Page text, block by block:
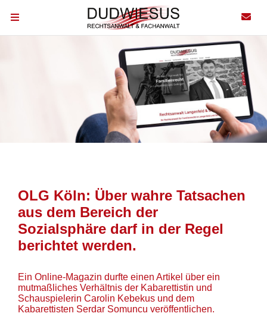
OLG Köln: Über wahre Tatsachen
aus dem Bereich der
Sozialsphäre darf in der Regel
berichtet werden.
Ein Online-Magazin durfte einen Artikel über ein
mutmaßliches Verhältnis der Kabarettistin und
Schauspielerin Carolin Kebekus und dem
Kabarettisten Serdar Somuncu veröffentlichen.